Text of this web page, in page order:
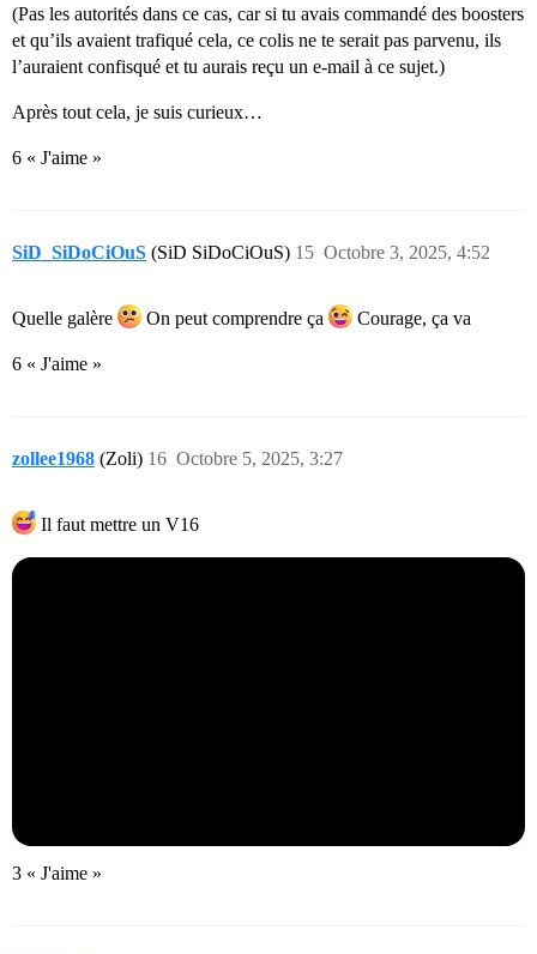
(Pas les autorités dans ce cas, car si tu avais commandé des boosters
et qu’ils avaient trafiqué cela, ce colis ne te serait pas parvenu, ils
l’auraient confisqué et tu aurais reçu un e-mail à ce sujet.)
Après tout cela, je suis curieux…
6 « J'aime »
SiD_SiDoCiOuS (SiD SiDoCiOuS) Octobre 3, 2025, 4:52
15
Quelle galère On peut comprendre ça Courage, ça va
6 « J'aime »
zollee1968 (Zoli) Octobre 5, 2025, 3:27
16
Il faut mettre un V16
3 « J'aime »